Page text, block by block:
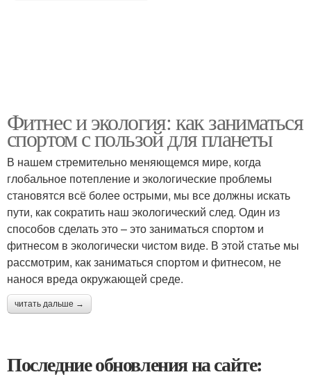
Фитнес и экология: как заниматься
спортом с пользой для планеты
В нашем стремительно меняющемся мире, когда
глобальное потепление и экологические проблемы
становятся всё более острыми, мы все должны искать
пути, как сократить наш экологический след. Один из
способов сделать это – это заниматься спортом и
фитнесом в экологически чистом виде. В этой статье мы
рассмотрим, как заниматься спортом и фитнесом, не
нанося вреда окружающей среде.
читать дальше →
Последние обновления на сайте: